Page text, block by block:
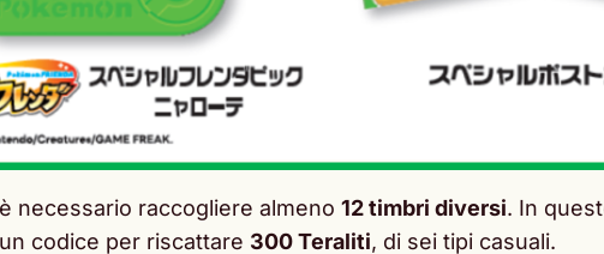
necessario raccogliere almeno 12 timbri diversi. In
codice per riscattare 300 Teraliti, di sei tipi casuali.